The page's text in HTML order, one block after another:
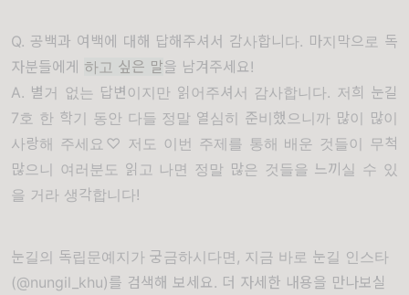
Q. 공백과 여백에 대해 답해주셔서 감사합니다. 마지막으로 독
자분들에게 하고 싶은 말을 남겨주세요!
A. 별거 없는 답변이지만 읽어주셔서 감사합니다. 저희 눈길
7호 한 학기 동안 다들 정말 열심히 준비했으니까 많이 많이
사랑해 주세요♡ 저도 이번 주제를 통해 배운 것들이 무척
많으니 여러분도 읽고 나면 정말 많은 것들을 느끼실 수 있
을 거라 생각합니다!
눈길의 독립문예지가 궁금하시다면, 지금 바로 눈길 인스타
(@nungil_khu)를 검색해 보세요. 더 자세한 내용을 만나보실